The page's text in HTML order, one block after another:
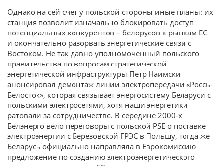
Однако на сей счет у польской стороны иные планы: их
станция позволит изначально блокировать доступ
потенциальных конкурентов – белорусов к рынкам ЕС
и окончательно разорвать энергетические связи с
Востоком. Не так давно уполномоченный польского
правительства по вопросам стратегической
энергетической инфраструктуры Петр Наимски
анонсировал демонтаж линии электропередачи «Россь-
Белосток», которая связывает энергосистему Беларуси с
польскими электросетями, хотя наши энергетики
ратовали за сотрудничество. В середине 2000-х
Белэнерго вело переговоры с польской PSE о поставке
электроэнергии с Березовской ГРЭС в Польшу, тогда же
Беларусь официально направляла в Еврокомиссию
предложение по созданию электроэнергетического